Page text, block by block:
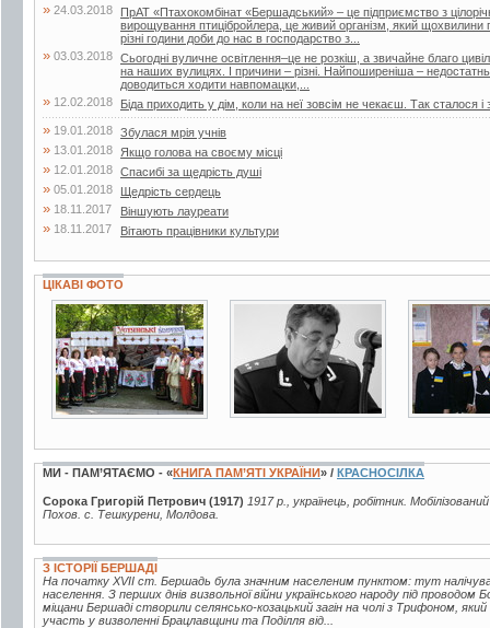
» 24.03.2018
ПрАТ «Птахокомбінат «Бершадський» – це підприємство з
вирощування птицібройлера, це живий організм, який щохвилини
різні години доби до нас в господарство з...
» 03.03.2018 Сьогодні вуличне освітлення–це не розкіш, а звичайне благо
на наших вулицях. І причини – різні. Найпоширеніша –
доводиться ходити навпомацки,...
» 12.02.2018 Біда приходить у дім, коли на неї зовсім не чекаєш. Так сталося
» 19.01.2018 Збулася мрія учнів
» 13.01.2018 Якщо голова на своєму місці
» 12.01.2018 Спасибі за щедрість душі
» 05.01.2018 Щедрість сердець
» 18.11.2017 Віншують лауреати
» 18.11.2017 Вітають працівники культури
ЦІКАВІ ФОТО
31 фото 5 фото 4 фото
МИ - ПАМ’ЯТАЄМО - «КНИГА ПАМ’ЯТІ УКРАЇНИ» / КРАСНОСІЛКА
Сорока Григорій Петрович (1917) 1917 р., українець, робітник.
Похов. с. Тешкурени, Молдова.
З ІСТОРІЇ БЕРШАДІ
На початку XVII ст. Бершадь була значним населеним пунктом: тут
населення. З перших днів визвольної війни українського народу під проводом
міщани Бершаді створили селянсько-козацький загін на чолі з Трифоном,
участь у визволенні Брацлавщини та Поділля від...